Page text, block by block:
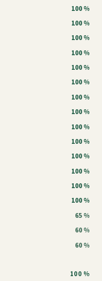
100 %
100 %
100 %
100 %
100 %
100 %
100 %
100 %
100 %
100 %
100 %
100 %
100 %
100 %
65 %
60 %
60 %
100 %